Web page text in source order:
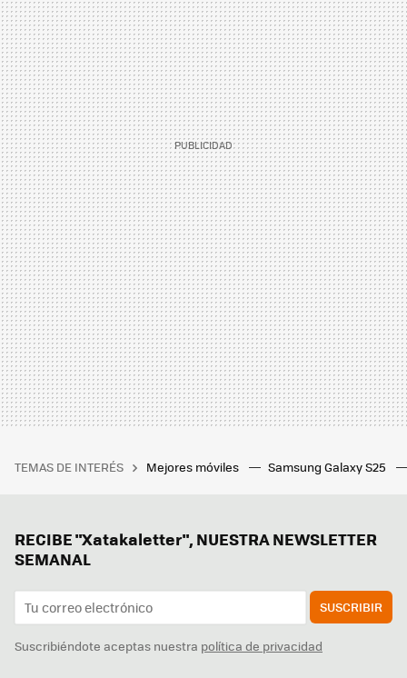
TEMAS DE INTERÉS Mejores móviles Samsung Galaxy S25
RECIBE "Xatakaletter", NUESTRA NEWSLETTER
SEMANAL
SUSCRIBIR
Suscribiéndote aceptas nuestra política de privacidad